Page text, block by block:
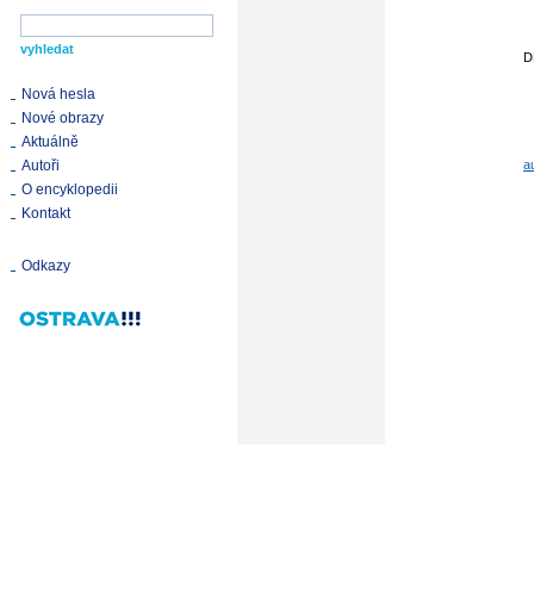
Nová hesla
Nové obrazy
Aktuálně
Autoři
O encyklopedii
Kontakt
Odkazy